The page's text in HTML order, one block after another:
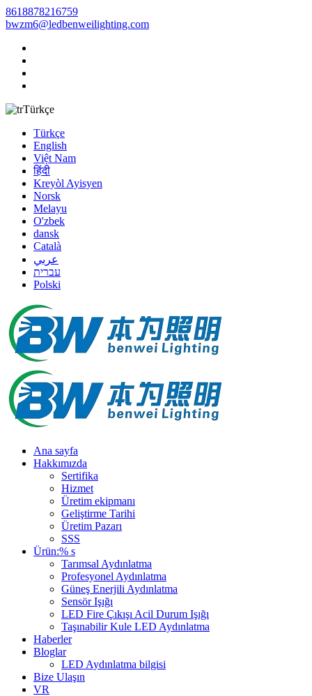
8618878216759
bwzm6@ledbenweilighting.com
Türkçe
Türkçe
English
Việt Nam
हिंदी
Kreyòl Ayisyen
Norsk
Melayu
O'zbek
dansk
Català
عربي
עברית
Polski
Ana sayfa
Hakkımızda
Sertifika
Hizmet
Üretim ekipmanı
Geliştirme Tarihi
Üretim Pazarı
SSS
Ürün:% s
Tarımsal Aydınlatma
Profesyonel Aydınlatma
Güneş Enerjili Aydınlatma
Sensör Işığı
LED Fire Çıkışı Acil Durum Işığı
Taşınabilir Kule LED Aydınlatma
Haberler
Bloglar
LED Aydınlatma bilgisi
Bize Ulaşın
VR